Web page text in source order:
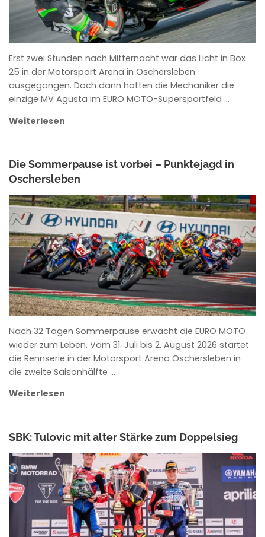
Erst zwei Stunden nach Mitternacht war das Licht in Box
25 in der Motorsport Arena in Oschersleben
ausgegangen. Doch dann hatten die Mechaniker die
einzige MV Agusta im EURO MOTO-Supersportfeld …
Weiterlesen
Die Sommerpause ist vorbei – Punktejagd in
Oschersleben
ANKE WIECZOREK
Nach 32 Tagen Sommerpause erwacht die EURO MOTO
wieder zum Leben. Vom 31. Juli bis 2. August 2026 startet
die Rennserie in der Motorsport Arena Oschersleben in
die zweite Saisonhälfte …
Weiterlesen
SBK: Tulovic mit alter Stärke zum Doppelsieg
ANKE WIECZOREK